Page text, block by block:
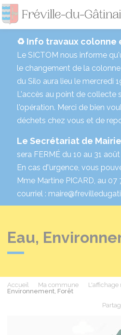
♻️ Info travaux colonne
Le SICTOM nous informe
le changement de la
du Silo aura lieu le mercredi
L'accès au point de collecte
l'opération. Merci de bien
déchets chez vous et de
Le Secrétariat de Mairie
sera FERMÉ du 10 au 31
En cas d’’urgence, vous
Mme Martine PICARD, au
courriel :
Eau,
Accueil Ma commune
Environnement, Forêt